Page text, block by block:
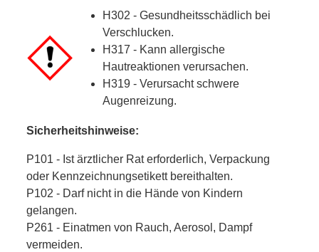
H302 - Gesundheitsschädlich bei
Verschlucken.
H317 - Kann allergische
Hautreaktionen verursachen.
H319 - Verursacht schwere
Augenreizung.
Sicherheitshinweise:
P101 - Ist ärztlicher Rat erforderlich, Verpackung
oder Kennzeichnungsetikett bereithalten.
P102 - Darf nicht in die Hände von Kindern
gelangen.
P261 - Einatmen von Rauch, Aerosol, Dampf
vermeiden.